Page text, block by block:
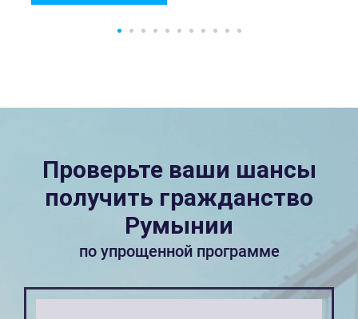
Проверьте ваши шансы
получить гражданство
Румынии
по упрощенной программе